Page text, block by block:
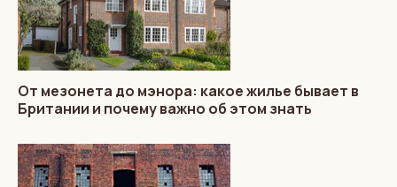
От мезонета до мэнора: какое жилье бывает в
Британии и почему важно об этом знать